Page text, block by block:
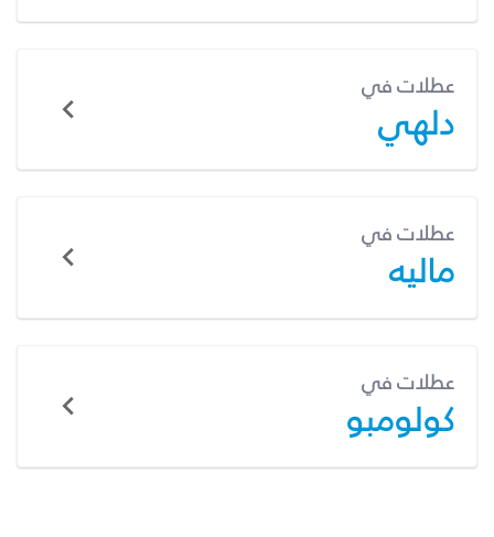
عطلات في
دلهي
عطلات في
ماليه
عطلات في
كولومبو